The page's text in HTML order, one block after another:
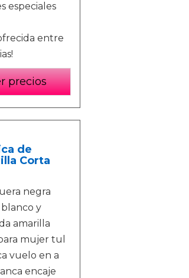
especiales
entre
precios
de
Corta
negra
y
amarilla
mujer tul
vuelo en a
encaje